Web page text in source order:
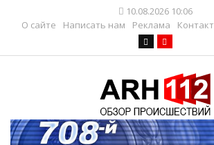
10.08.2026 10:06
О сайте
Написать нам Реклама